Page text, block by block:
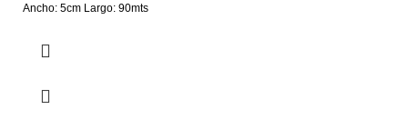
Ancho: 5cm Largo: 90mts